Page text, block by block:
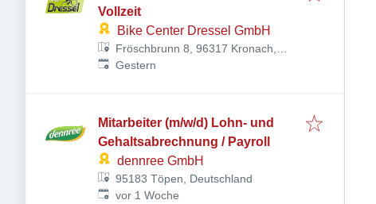
Vollzeit
Bike Center Dressel GmbH
Fröschbrunn 8, 96317 Kronach,
Deutschland
Veröffentlicht
Gestern
Mitarbeiter (m/w/d) Lohn- und
Gehaltsabrechnung / Payroll
dennree GmbH
95183 Töpen, Deutschland
Veröffentlicht:
vor 1 Woche